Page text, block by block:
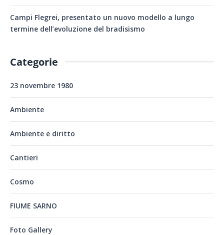
Campi Flegrei, presentato un nuovo modello a lungo
termine dell’evoluzione del bradisismo
Categorie
23 novembre 1980
Ambiente
Ambiente e diritto
Cantieri
Cosmo
FIUME SARNO
Foto Gallery